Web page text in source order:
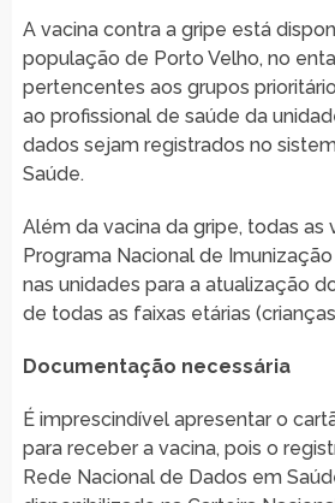
A vacina contra a gripe está
população de Porto Velho, no
pertencentes aos grupos
ao profissional de saúde da
dados sejam registrados no
Saúde.
Além da vacina da gripe, todas as
Programa Nacional de
nas unidades para a atualização
de todas as faixas etárias
Documentação necessária
É imprescindível apresentar o
para receber a vacina, pois o
Rede Nacional de Dados em